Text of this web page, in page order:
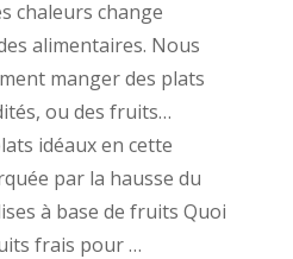
chaleurs change
alimentaires. Nous
manger des plats
ou des fruits…
idéaux en cette
par la hausse du
à base de fruits Quoi
frais pour …